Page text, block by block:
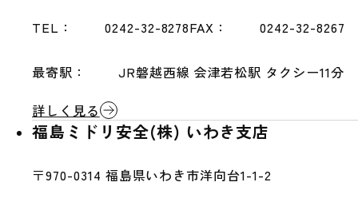
TEL： 0242-32-8278FAX： 0242-32-8267
最寄駅：
JR磐越西線 会津若松駅 タクシー11分
詳しく見る
福島ミドリ安全(株) いわき支店
〒970-0314 福島県いわき市洋向台1-1-2